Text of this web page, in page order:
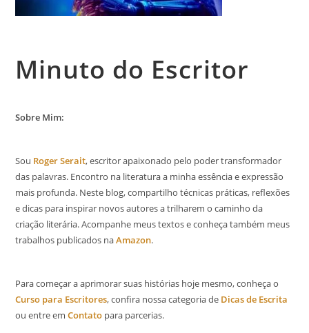
Minuto do Escritor
Sobre Mim:
Sou Roger Serait, escritor apaixonado pelo poder transformador
das palavras. Encontro na literatura a minha essência e expressão
mais profunda. Neste blog, compartilho técnicas práticas, reflexões
e dicas para inspirar novos autores a trilharem o caminho da
criação literária. Acompanhe meus textos e conheça também meus
trabalhos publicados naAmazon.
Para começar a aprimorar suas histórias hoje mesmo, conheça o
Curso para Escritores, confira nossa categoria de Dicas de Escrita
ou entre emContato para parcerias.